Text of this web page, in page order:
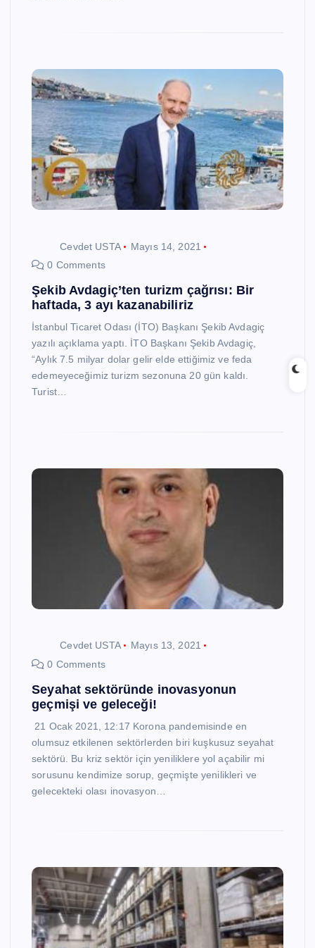
Cevdet USTA
Mayıs 14, 2021
0 Comments
Şekib Avdagiç’ten turizm çağrısı: Bir
haftada, 3 ayı kazanabiliriz
İstanbul Ticaret Odası (İTO) Başkanı Şekib Avdagiç
yazılı açıklama yaptı. İTO Başkanı Şekib Avdagiç,
“Aylık 7.5 milyar dolar gelir elde ettiğimiz ve feda
edemeyeceğimiz turizm sezonuna 20 gün kaldı.
Turist…
Cevdet USTA
Mayıs 13, 2021
0 Comments
Seyahat sektöründe inovasyonun
geçmişi ve geleceği!
21 Ocak 2021, 12:17 Korona pandemisinde en
olumsuz etkilenen sektörlerden biri kuşkusuz seyahat
sektörü. Bu kriz sektör için yeniliklere yol açabilir mi
sorusunu kendimize sorup, geçmişte yenilikleri ve
gelecekteki olası inovasyon…